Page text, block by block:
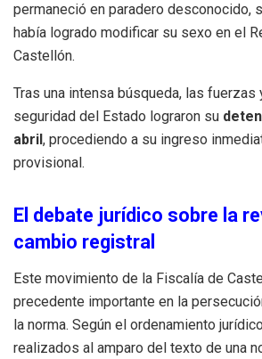
permaneció en paradero desconocido,
había logrado modificar su sexo en el
Castellón.
Tras una intensa búsqueda, las fuerzas
seguridad del Estado lograron su
abril , procediendo a su ingreso
provisional.
El debate jurídico sobre la
cambio registral
Este movimiento de la Fiscalía de
precedente importante en la
la norma. Según el ordenamiento
realizados al amparo del texto de una